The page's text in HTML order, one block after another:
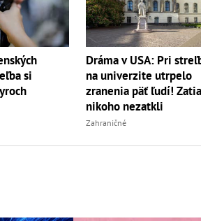
si
Dráma v USA: Pri
na univerzite utrpelo
zranenia päť ľudí!
nikoho nezatkli
Zahraničné